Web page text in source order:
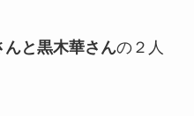
んと黒木華さんの２人